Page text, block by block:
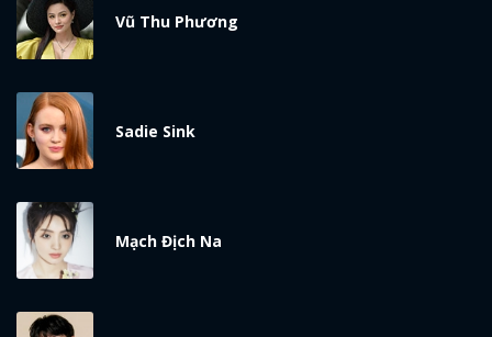
Vũ Thu Phương
Sadie Sink
Mạch Địch Na